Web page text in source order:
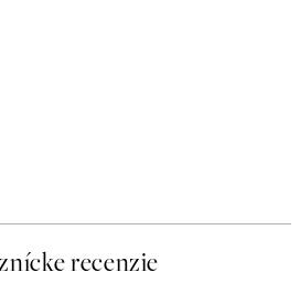
recenzie